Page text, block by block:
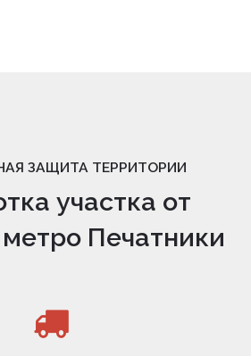
ЗАЩИТА ТЕРРИТОРИИ
участка от
Печатники